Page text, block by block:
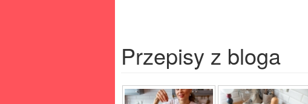
Przepisy z bloga